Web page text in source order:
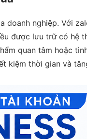
doanh nghiệp. Với
được lưu trữ có hệ
quan tâm hoặc
kiệm thời gian và